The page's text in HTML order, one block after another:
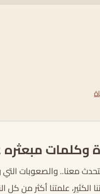
وكلمات مبعثره
معنا.. والصعوبات
علمتنا أكثر من كل